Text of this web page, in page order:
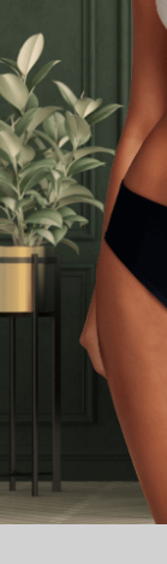
Tissu en contact
Absorbant : 100 %
Tissu
La Conception
Nos protections
“fabriqué à Paris”
Avant utilisation:
Laver à 30° avant